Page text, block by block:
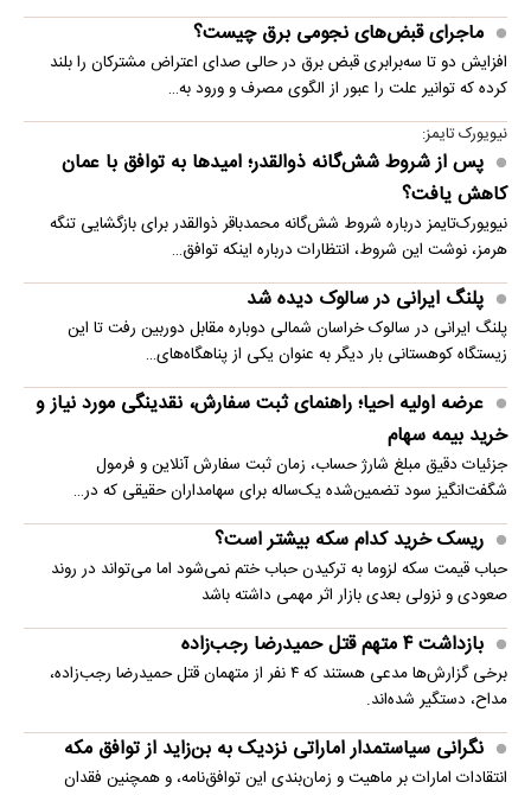
ماجرای قبض‌های نجومی برق چیست؟
افزایش دو تا سه‌برابری قبض برق در حالی صدای اعتراض مشترکان را بلند
کرده که توانیر علت را عبور از الگوی مصرف و ورود به…
نیویورک تایمز:
پس از شروط شش‌گانه ذوالقدر؛ امیدها به توافق با عمان
کاهش یافت؟
نیویورک‌تایمز درباره شروط شش‌گانه محمدباقر ذوالقدر برای بازگشایی تنگه
هرمز، نوشت این شروط، انتظارات درباره اینکه توافق…
پلنگ ایرانی در سالوک دیده شد
پلنگ ایرانی در سالوک خراسان شمالی دوباره مقابل دوربین رفت تا این
زیستگاه کوهستانی بار دیگر به عنوان یکی از پناهگاه‌های…
عرضه اولیه احیا؛ راهنمای ثبت سفارش، نقدینگی مورد نیاز و
خرید بیمه سهام
جزئیات دقیق مبلغ شارژ حساب، زمان ثبت سفارش آنلاین و فرمول
شگفت‌انگیز سود تضمین‌شده یک‌ساله برای سهامداران حقیقی که در…
ریسک خرید کدام سکه بیشتر است؟
حباب قیمت سکه لزوما به ترکیدن حباب ختم نمی‌شود اما می‌تواند در روند
صعودی و نزولی بعدی بازار اثر مهمی داشته باشد
بازداشت ۴ متهم قتل حمیدرضا رجب‌زاده
برخی گزارش‌ها مدعی هستند که ۴ نفر از متهمان قتل حمیدرضا رجب‌زاده،
مداح، دستگیر شده‌اند.
نگرانی سیاستمدار اماراتی نزدیک به بن‌زاید از توافق مکه
انتقادات امارات بر ماهیت و زمان‌بندی این توافق‌نامه، و همچنین فقدان